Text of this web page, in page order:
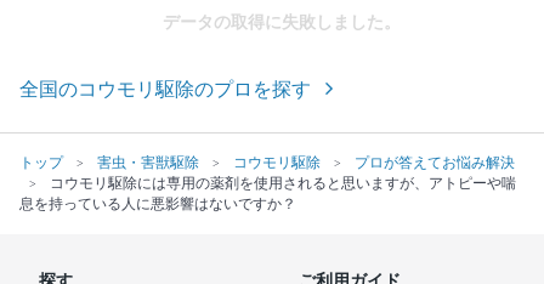
データの取得に失敗しました。
全国のコウモリ駆除のプロを探す
トップ 害虫・害獣駆除 コウモリ駆除
プロが答えてお悩み解決
コウモリ駆除には専用の薬剤を使用されると思いますが、アトピーや喘
息を持っている人に悪影響はないですか？